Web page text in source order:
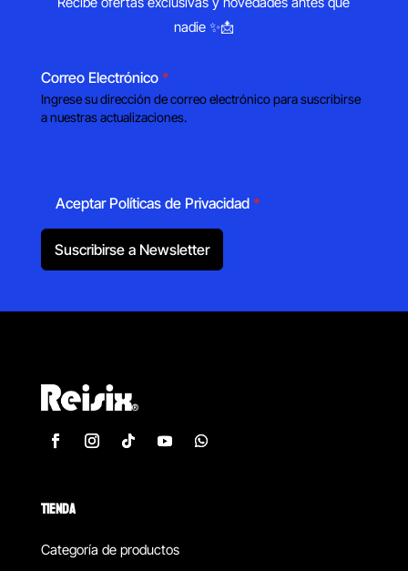
nadie ✨📩
Correo Electrónico *
Ingrese su dirección de correo electrónico para suscribirse
a nuestras actualizaciones.
Aceptar Políticas de Privacidad *
Suscribirse a Newsletter
TIENDA
Categoría de productos